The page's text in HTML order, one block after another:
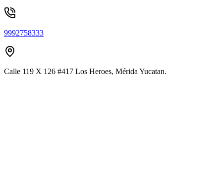
9992758333
Calle 119 X 126 #417 Los Heroes, Mérida Yucatan.